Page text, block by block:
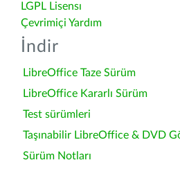
LGPL Lisensı
Çevrimiçi Yardım
İndir
LibreOffice Taze Sürüm
LibreOffice Kararlı Sürüm
Test sürümleri
Taşınabilir LibreOffice & DVD
Sürüm Notları